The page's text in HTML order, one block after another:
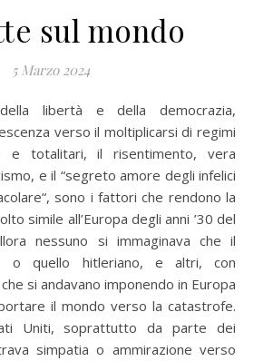
sul mondo
5 Marzo 2024
verso il moltiplicarsi di regimi
e totalitari, il risentimento, vera
e il “segreto amore degli infelici
sono i fattori che rendono la
simile all’Europa degli anni ’30 del
nessuno si immaginava che il
o quello hitleriano, e altri, con
si andavano imponendo in Europa
il mondo verso la catastrofe.
Uniti, soprattutto da parte dei
simpatia o ammirazione verso